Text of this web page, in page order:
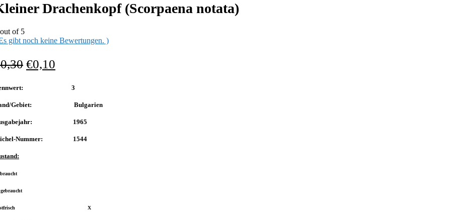
Drachenkopf (Scorpaena notata)
of 5
gibt noch keine Bewertungen. )
0,30 €0,10
3
Gebiet: Bulgarien
1965
Nummer: 1544
X